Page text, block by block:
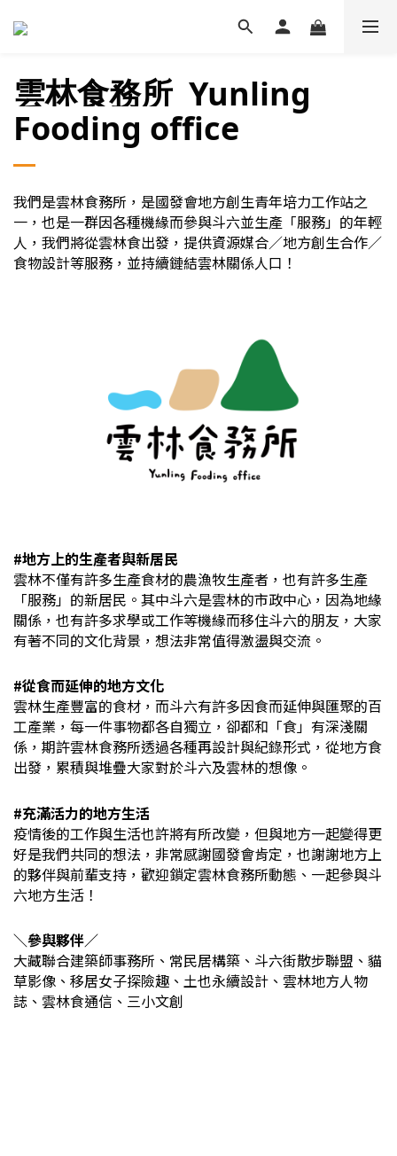
雲林食務所 Yunling
Fooding office
我們是雲林食務所，是國發會地方創生青年培力工作站之
一，也是一群因各種機緣而參與斗六並生產「服務」的年輕
人，我們將從雲林食出發，提供資源媒合／地方創生合作／
食物設計等服務，並持續鏈結雲林關係人口！
#地方上的生產者與新居民
雲林不僅有許多生產食材的農漁牧生產者，也有許多生產
「服務」的新居民。其中斗六是雲林的市政中心，因為地緣
關係，也有許多求學或工作等機緣而移住斗六的朋友，大家
有著不同的文化背景，想法非常值得激盪與交流。
#從食而延伸的地方文化
雲林生產豐富的食材，而斗六有許多因食而延伸與匯聚的百
工產業，每一件事物都各自獨立，卻都和「食」有深淺關
係，期許雲林食務所透過各種再設計與紀錄形式，從地方食
出發，累積與堆疊大家對於斗六及雲林的想像。
#充滿活力的地方生活
疫情後的工作與生活也許將有所改變，但與地方一起變得更
好是我們共同的想法，非常感謝國發會肯定，也謝謝地方上
的夥伴與前輩支持，歡迎鎖定雲林食務所動態、一起參與斗
六地方生活！
＼參與夥伴／
大藏聯合建築師事務所、常民居構築、斗六街散步聯盟、貓
草影像、移居女子探險趣、土也永續設計、雲林地方人物
誌、雲林食通信、三小文創